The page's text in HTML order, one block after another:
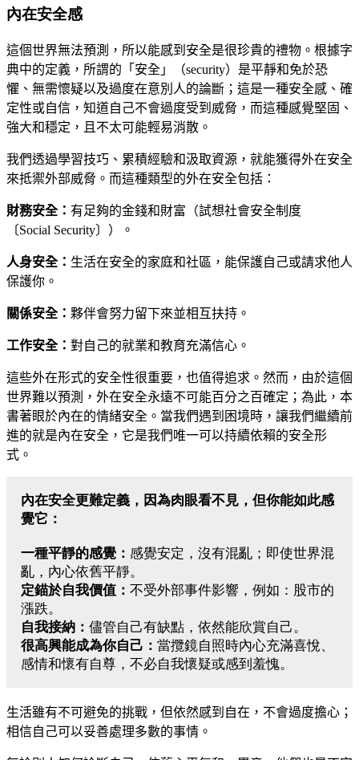
內在安全感
這個世界無法預測，所以能感到安全是很珍貴的禮物。根據字
典中的定義，所謂的「安全」（security）是平靜和免於恐
懼、無需懷疑以及過度在意別人的論斷；這是一種安全感、確
定性或自信，知道自己不會過度受到威脅，而這種感覺堅固、
強大和穩定，且不太可能輕易消散。
我們透過學習技巧、累積經驗和汲取資源，就能獲得外在安全
來抵禦外部威脅。而這種類型的外在安全包括：
財務安全： 有足夠的金錢和財富（試想社會安全制度
〔Social Security〕）。
人身安全： 生活在安全的家庭和社區，能保護自己或請求他人
保護你。
關係安全： 夥伴會努力留下來並相互扶持。
工作安全： 對自己的就業和教育充滿信心。
這些外在形式的安全性很重要，也值得追求。然而，由於這個
世界難以預測，外在安全永遠不可能百分之百確定；為此，本
書著眼於內在的情緒安全。當我們遇到困境時，讓我們繼續前
進的就是內在安全，它是我們唯一可以持續依賴的安全形
式。
內在安全更難定義，因為肉眼看不見，但你能如此感
覺它：
一種平靜的感覺： 感覺安定，沒有混亂；即使世界混
亂，內心依舊平靜。
定錨於自我價值： 不受外部事件影響，例如：股市的
漲跌。
自我接納： 儘管自己有缺點，依然能欣賞自己。
很高興能成為你自己： 當攬鏡自照時內心充滿喜悅、
感情和懷有自尊，不必自我懷疑或感到羞愧。
生活雖有不可避免的挑戰，但依然感到自在，不會過度擔心；
相信自己可以妥善處理多數的事情。